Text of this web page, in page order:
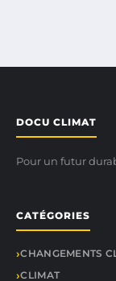
DOCU CLIMAT
Pour un futur
CATÉGORIES
CHANGEMENTS
CLIMAT